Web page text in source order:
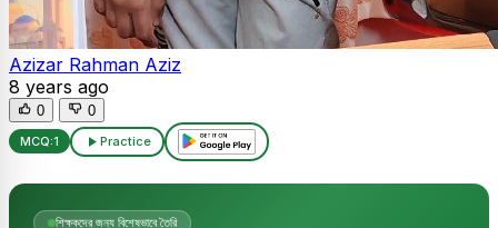
Azizar Rahman Aziz
8 years ago
0 0
MCQ:1 Practice
শিক্ষকদের জন্য বিশেষভাবে তৈরি